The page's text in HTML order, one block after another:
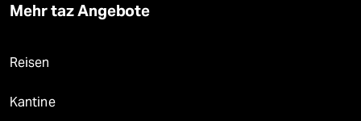
Mehr taz Angebote
Reisen
Kantine